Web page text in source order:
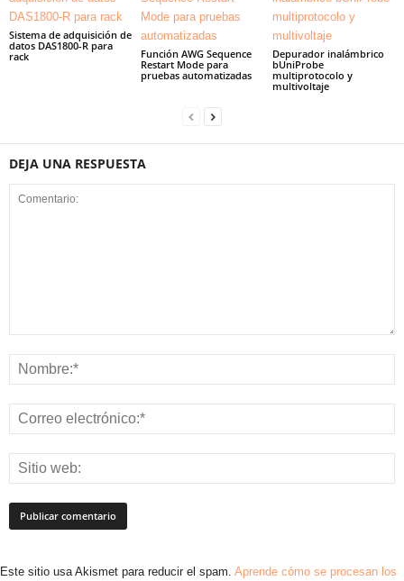
Sistema de adquisición de
datos DAS1800-R para
rack
Función AWG Sequence
Restart Mode para
pruebas automatizadas
Depurador inalámbrico
bUniProbe
multiprotocolo y
multivoltaje
DEJA UNA RESPUESTA
Este sitio usa Akismet para reducir el spam. Aprende cómo se procesan los